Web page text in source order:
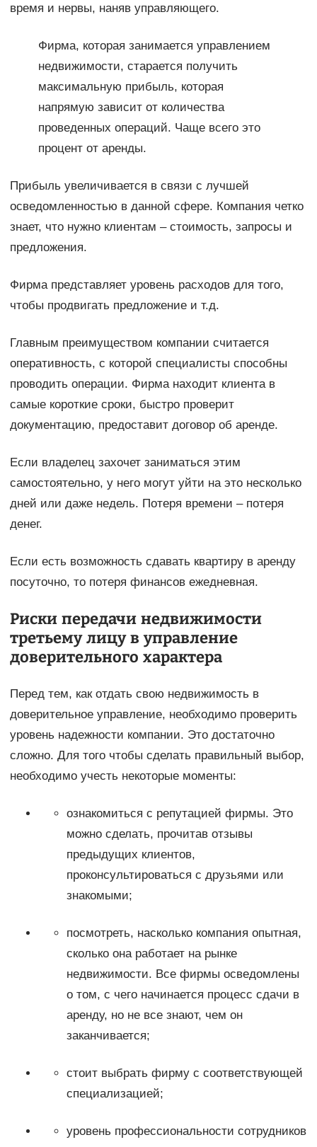
время и нервы, наняв управляющего.
Фирма, которая занимается управлением
недвижимости, старается получить
максимальную прибыль, которая
напрямую зависит от количества
проведенных операций. Чаще всего это
процент от аренды.
Прибыль увеличивается в связи с лучшей
осведомленностью в данной сфере. Компания четко
знает, что нужно клиентам – стоимость, запросы и
предложения.
Фирма представляет уровень расходов для того,
чтобы продвигать предложение и т.д.
Главным преимуществом компании считается
оперативность, с которой специалисты способны
проводить операции. Фирма находит клиента в
самые короткие сроки, быстро проверит
документацию, предоставит договор об аренде.
Если владелец захочет заниматься этим
самостоятельно, у него могут уйти на это несколько
дней или даже недель. Потеря времени – потеря
денег.
Если есть возможность сдавать квартиру в аренду
посуточно, то потеря финансов ежедневная.
Риски передачи недвижимости
третьему лицу в управление
доверительного характера
Перед тем, как отдать свою недвижимость в
доверительное управление, необходимо проверить
уровень надежности компании. Это достаточно
сложно. Для того чтобы сделать правильный выбор,
необходимо учесть некоторые моменты:
ознакомиться с репутацией фирмы. Это
можно сделать, прочитав отзывы
предыдущих клиентов,
проконсультироваться с друзьями или
знакомыми;
посмотреть, насколько компания опытная,
сколько она работает на рынке
недвижимости. Все фирмы осведомлены
о том, с чего начинается процесс сдачи в
аренду, но не все знают, чем он
заканчивается;
стоит выбрать фирму с соответствующей
специализацией;
уровень профессиональности сотрудников